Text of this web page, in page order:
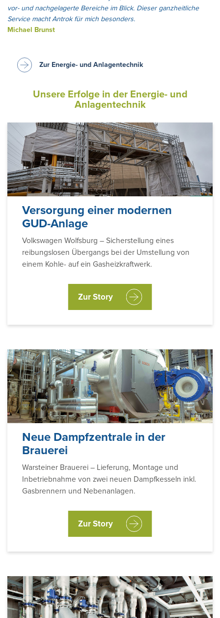
vor- und nachgelagerte Bereiche im Blick. Dieser ganzheitliche
Service macht Antrok für mich besonders.
Michael Brunst
Zur Energie- und Anlagentechnik
Unsere Erfolge in der Energie- und
Anlagentechnik
Versorgung einer modernen
GUD-Anlage
Volkswagen Wolfsburg – Sicherstellung eines
reibungslosen Übergangs bei der Umstellung von
einem Kohle- auf ein Gasheizkraftwerk.
Zur Story
Neue Dampfzentrale in der
Brauerei
Warsteiner Brauerei – Lieferung, Montage und
Inbetriebnahme von zwei neuen Dampfkesseln inkl.
Gasbrennern und Nebenanlagen.
Zur Story